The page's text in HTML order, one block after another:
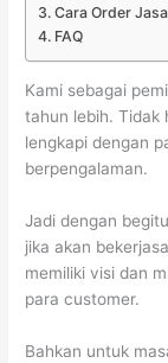
Cara Order
FAQ
Kami sebagai
tahun lebih. Tidak
lengkapi dengan
berpengalaman.
Jadi dengan
jika akan
memiliki visi dan
para customer.
Bahkan untuk